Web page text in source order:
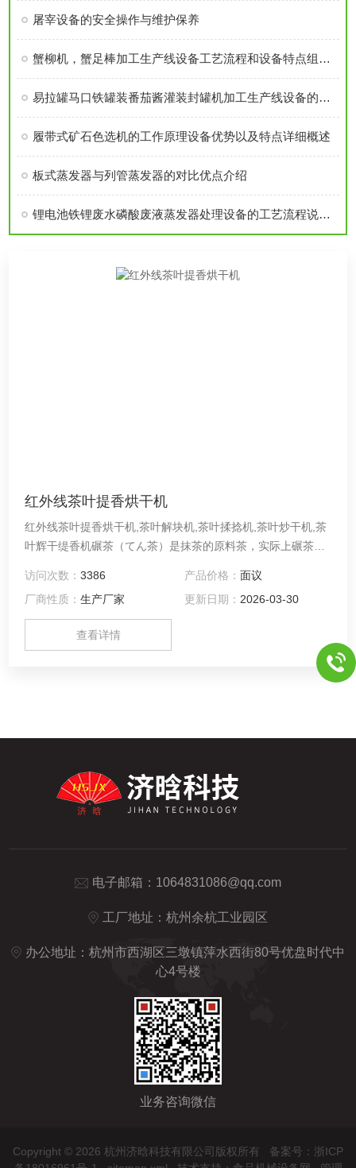
屠宰设备的安全操作与维护保养
蟹柳机，蟹足棒加工生产线设备工艺流程和设备特点组成介绍
易拉罐马口铁罐装番茄酱灌装封罐机加工生产线设备的特点参数介绍
履带式矿石色选机的工作原理设备优势以及特点详细概述
板式蒸发器与列管蒸发器的对比优点介绍
锂电池铁锂废水磷酸废液蒸发器处理设备的工艺流程说明以及特点优势介绍
红外线茶叶提香烘干机
红外线茶叶提香烘干机,茶叶解块机,茶叶揉捻机,茶叶炒干机,茶
叶辉干缇香机碾茶（てん茶）是抹茶的原料茶，实际上碾茶是
来讲区别是煎茶是要做成条形状的，要求形状好，颜色好，有
光泽。碾茶是要茎和叶分开的，不追求形状，不追求光泽，注
重颜色和香味。制作碾茶的原料是大棚籔北种（やぶきた）或
奥绿（おくみどり），这些品种里面的叶绿素含量特别高，做
访问次数：3386 产品价格： 面议
厂商性质：生产厂家 更新日期： 2026-03-30
查看详情
电子邮箱： 1064831086@qq.com
工厂地址：杭州余杭工业园区
办公地址：杭州市西湖区三墩镇萍水西街80号优盘时代中
心4号楼
业务咨询微信
Copyright © 2026 杭州济晗科技有限公司版权所有 备案号：浙ICP